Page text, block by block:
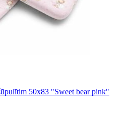
50x83 "Sweet bear pink"